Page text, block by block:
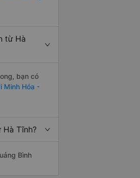
từ Hà
bạn có
Minh Hóa -
Hà Tĩnh?
Bình